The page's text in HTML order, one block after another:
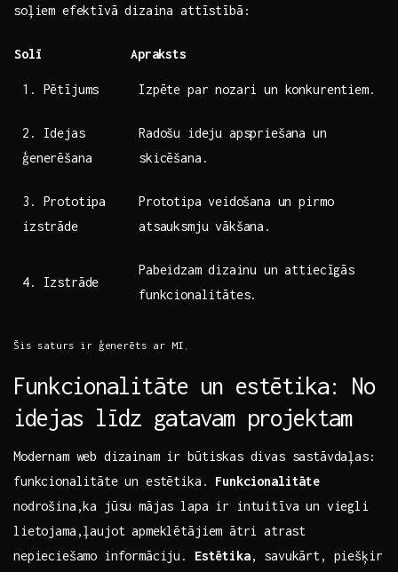
soļiem efektīvā ⁢dizaina attīstībā:
Solī Apraksts
1. Pētījums Izpēte par ​nozari un konkurentiem.
2. Idejas
ģenerēšana
Radošu ideju apspriešana ⁣un⁣
skicēšana.
3. Prototipa
izstrāde
Prototipa ⁢veidošana un pirmo
atsauksmju vākšana.
4. Izstrāde
Pabeidzam⁢ dizainu un attiecīgās
funkcionalitātes.
Šis saturs ir ģenerēts ar MI.
Funkcionalitāte un estētika: No
idejas līdz gatavam ‍projektam
Modernam web dizainam ir būtiskas divas sastāvdaļas:
funkcionalitāte un estētika.‌ Funkcionalitāte
nodrošina,ka‍ jūsu mājas lapa ir ‍intuitīva un viegli
lietojama,ļaujot ‍apmeklētājiem ⁢ātri atrast
nepieciešamo informāciju. Estētika, savukārt, piešķir‌